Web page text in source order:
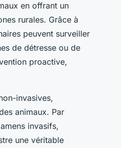
en offrant un
rurales. Grâce à
peuvent surveiller
de détresse ou de
proactive,
invasives,
animaux. Par
invasifs,
une véritable